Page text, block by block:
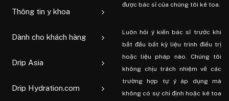
Thông tin y khoa
Dành cho khách hàng
Drip Asia
Drip Hydration.com
được bác sĩ của chúng tôi kê toa.
Luôn hỏi ý kiến ​​bác sĩ trước khi
bắt đầu bất kỳ liệu trình điều trị
hoặc liệu pháp nào. Chúng tôi
không chịu trách nhiệm về các
trường hợp tự ý áp dụng mà
không có sự chỉ định hoặc kê toa